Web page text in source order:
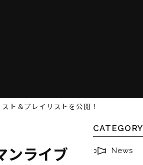
ト＆プレイリストを公開！
ンライブ
CATEGORY
News